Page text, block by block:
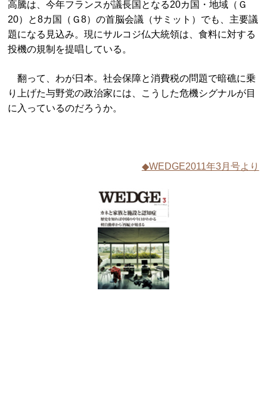
高騰は、今年フランスが議長国となる20カ国・地域（Ｇ
20）と8カ国（Ｇ8）の首脳会議（サミット）でも、主要議
題になる見込み。現にサルコジ仏大統領は、食料に対する
投機の規制を提唱している。
翻って、わが日本。社会保障と消費税の問題で暗礁に乗
り上げた与野党の政治家には、こうした危機シグナルが目
に入っているのだろうか。
◆WEDGE2011年3月号より